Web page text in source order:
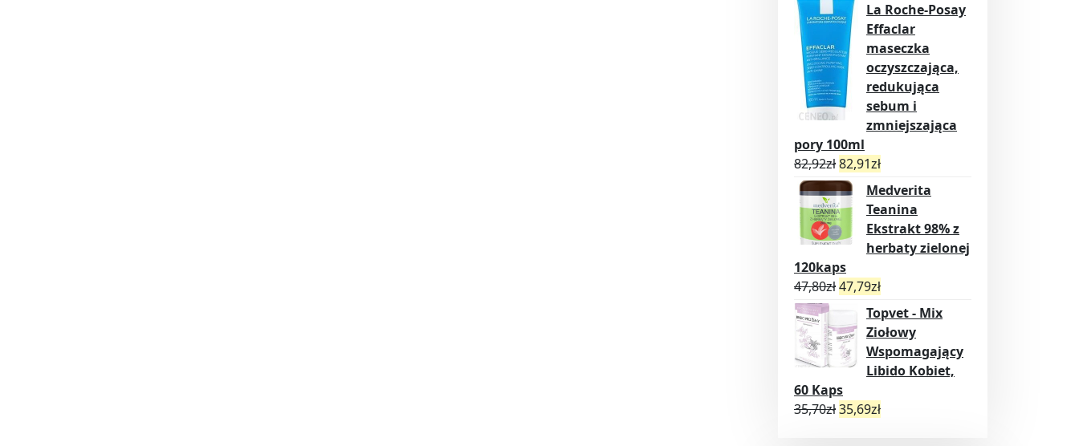
La Roche-Posay
Effaclar
maseczka
oczyszczająca,
redukująca
sebum i
zmniejszająca
pory 100ml
82,92zł82,91zł
Medverita
Teanina
Ekstrakt 98% z
herbaty zielonej
120kaps
47,80zł47,79zł
Topvet - Mix
Ziołowy
Wspomagający
Libido Kobiet,
60 Kaps
35,70zł35,69zł